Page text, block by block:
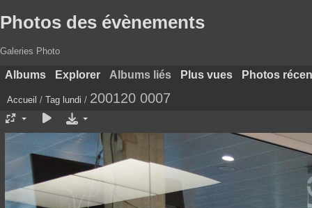
Photos des évènements
Galeries Photo
Albums Explorer Albums liés Plus vues Photos
Accueil / Tag lundi / 200120 0007